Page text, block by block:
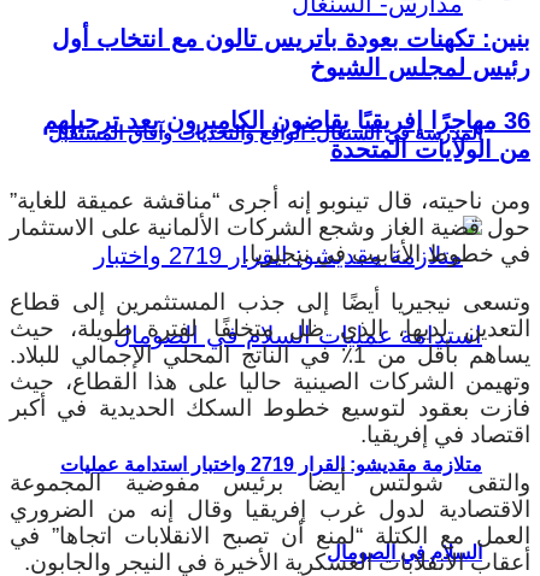
المدرسة في السنغال: الواقع والتحديات وآفاق المستقبل
متلازمة مقديشو: القرار 2719 واختبار استدامة عمليات
السلام في الصومال
بنين: تكهنات بعودة باتريس تالون مع انتخاب أول
رئيس لمجلس الشيوخ
36 مهاجرًا إفريقيًا يقاضون الكاميرون بعد ترحيلهم
من الولايات المتحدة
ومن ناحيته، قال تينوبو إنه أجرى “مناقشة عميقة للغاية”
حول قضية الغاز وشجع الشركات الألمانية على الاستثمار
في خطوط الأنابيب في نيجيريا.
وتسعى نيجيريا أيضًا إلى جذب المستثمرين إلى قطاع
التعدين لديها، الذي ظل متخلفًا لفترة طويلة، حيث
يساهم بأقل من 1٪ في الناتج المحلي الإجمالي للبلاد.
وتهيمن الشركات الصينية حاليا على هذا القطاع، حيث
فازت بعقود لتوسيع خطوط السكك الحديدية في أكبر
اقتصاد في إفريقيا.
والتقى شولتس أيضا برئيس مفوضية المجموعة
الاقتصادية لدول غرب إفريقيا وقال إنه من الضروري
العمل مع الكتلة “لمنع أن تصبح الانقلابات اتجاها” في
أعقاب الانقلابات العسكرية الأخيرة في النيجر والجابون.